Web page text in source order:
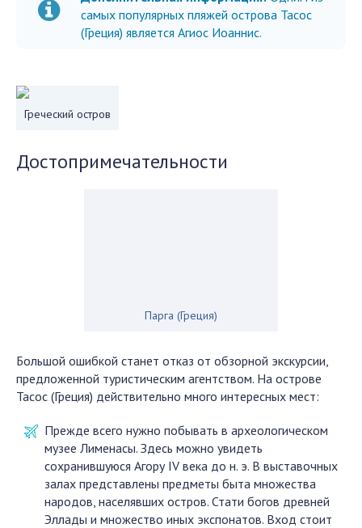
самых популярных пляжей острова Тасос
(Греция) является Агиос Иоаннис.
Греческий остров
Достопримечательности
Парга (Греция)
Большой ошибкой станет отказ от обзорной экскурсии,
предложенной туристическим агентством. На острове
Тасос (Греция) действительно много интересных мест:
Прежде всего нужно побывать в археологическом
музее Лименасы. Здесь можно увидеть
сохранившуюся Агору IV века до н. э. В выставочных
залах представлены предметы быта множества
народов, населявших остров. Стати богов древней
Эллады и множество иных экспонатов. Вход стоит